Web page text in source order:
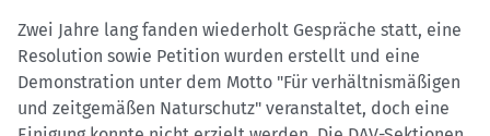
Zwei Jahre lang fanden wiederholt Gespräche statt, eine
Resolution sowie Petition wurden erstellt und eine
Demonstration unter dem Motto "Für verhältnismäßigen
und zeitgemäßen Naturschutz" veranstaltet, doch eine